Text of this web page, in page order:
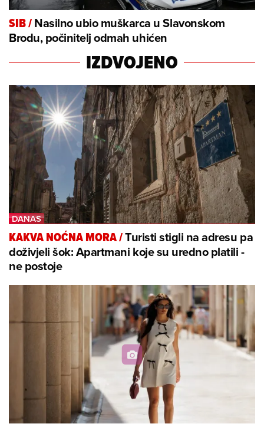
SIB/Nasilno ubio muškarca u Slavonskom
Brodu, počinitelj odmah uhićen
IZDVOJENO
KAKVA NOĆNA MORA/Turisti stigli na adresu pa
doživjeli šok: Apartmani koje su uredno platili -
ne postoje